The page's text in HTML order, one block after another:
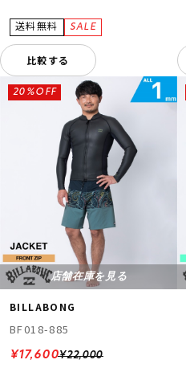
比較する
店舗在庫を見る
BILLABONG
BF018-885
¥22,000
20%OFF
¥17,600